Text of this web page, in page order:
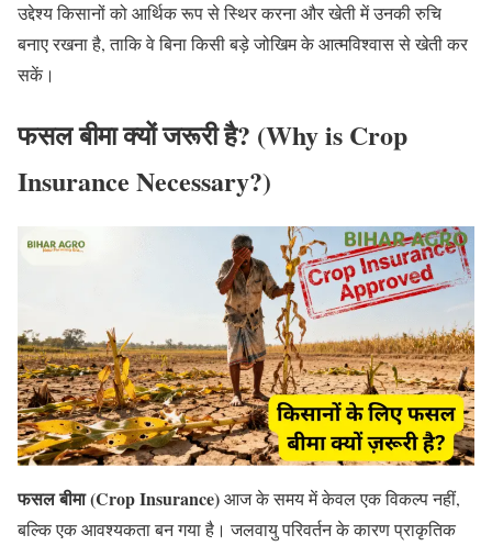
उद्देश्य किसानों को आर्थिक रूप से स्थिर करना और खेती में उनकी रुचि
बनाए रखना है, ताकि वे बिना किसी बड़े जोखिम के आत्मविश्वास से खेती कर
सकें।
फसल बीमा क्यों जरूरी है? (Why is Crop
Insurance Necessary?)
फसल बीमा (Crop Insurance)आज के समय में केवल एक विकल्प नहीं,
बल्कि एक आवश्यकता बन गया है। जलवायु परिवर्तन के कारण प्राकृतिक